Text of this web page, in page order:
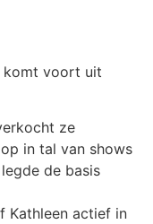
komt voort uit
ze
in tal van shows
de basis
Kathleen actief in